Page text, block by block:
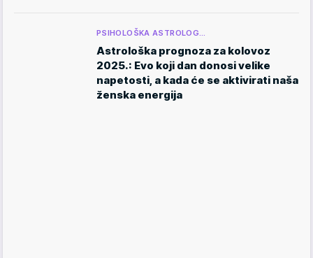
PSIHOLOŠKA ASTROLOG…
Astrološka prognoza za kolovoz
2025.: Evo koji dan donosi velike
napetosti, a kada će se aktivirati naša
ženska energija